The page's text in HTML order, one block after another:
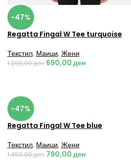
-47%
Regatta Fingal W Tee turquoise
Текстил, Маици, Жени
1.290,00ден 690,00 ден
-47%
Regatta Fingal W Tee blue
Текстил, Маици, Жени
1.490,00ден 790,00 ден